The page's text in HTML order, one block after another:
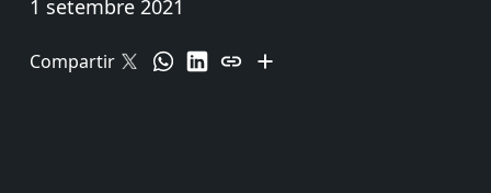
1 setembre 2021
Compartir